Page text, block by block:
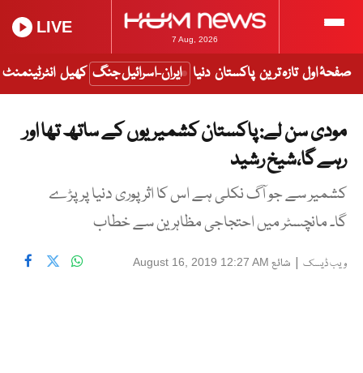
7 Aug, 2026
LIVE
صفحۂ اول تازہ ترین پاکستان دنیا ایران-اسرائیل جنگ کھیل انٹرٹینمنٹ
مودی سن لے: پاکستان کشمیریوں کے ساتھ تھا اور
رہے گا،شیخ رشید
کشمیر سے جو آگ نکلی ہے اس کا اثر پوری دنیا پر پڑے
گا۔ مانچسٹر میں احتجاجی مظاہرین سے خطاب
ویب ڈیسک | شائع August 16, 2019 12:27 AM